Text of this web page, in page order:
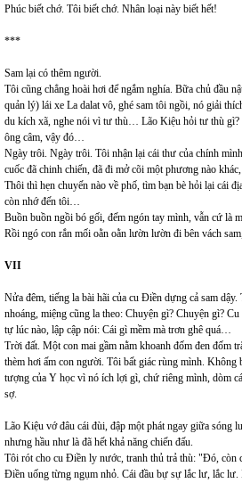
Phúc biết chớ. Tôi biết chớ. Nhân loại này biết hết!
***
Sam lại có thêm người.
Tôi cũng chẳng hoài hơi để ngắm nghía. Bữa chủ đầu
quản lý) lái xe La dalat vô, ghé sam tôi ngồi, nó giải
du kích xã, nghe nói vì tư thù… Lão Kiệu hỏi tư thù gì?
ông câm, vậy đó…
Ngày trôi. Ngày trôi. Tôi nhận lại cái thư của chính
cuốc đã chinh chiến, đã đi mở cõi một phương nào
Thôi thì hẹn chuyến nào về phố, tìm bạn bè hỏi lại cái
còn nhớ đến tôi…
Buồn buồn ngồi bó gối, đếm ngón tay mình, vẫn cứ là
Rồi ngó con rắn mối oằn oằn lườn lườn đi bên vách
VII
Nửa đêm, tiếng la bài hãi của cu Điền dựng cả sam
nhoáng, miệng cũng la theo: Chuyện gì? Chuyện gì?
tự lúc nào, lập cập nói: Cái gì mềm mà trơn ghê quá…
Trời đất. Một con mai gầm nằm khoanh đốm đen đốm
thèm hơi ấm con người. Tôi bất giác rùng mình. Không
tượng của Y học vì nó ích lợi gì, chứ riêng mình, dòm
sợ.
Lão Kiệu vớ đâu cái đùi, đập một phát ngay giữa sóng
nhưng hầu như là đã hết khả năng chiến đấu.
Tôi rót cho cu Điền ly nước, tranh thủ trả thù: "Đó, còn
Điền uống từng ngụm nhỏ. Cái đầu bự sự lắc lư, lắc